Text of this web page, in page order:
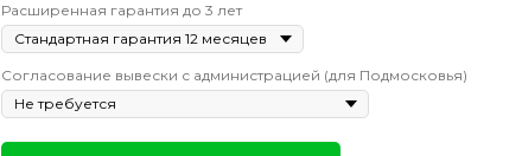
Расширенная гарантия до 3 лет
Согласование вывески с администрацией (для Подмосковья)